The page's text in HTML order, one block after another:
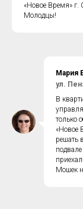
«Новое Время» г.
Молодцы!
Мария
ул.
В
только
«Новое
решать
Мошек